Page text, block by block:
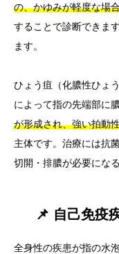
の、かゆみが軽度な場
することで診断できま
ます。
ひょう疽（化膿性ひょ
によって指の先端部に
が形成され、強い拍動
主体です。治療には抗
切開・排膿が必要にな
📌 自己免疫
全身性の疾患が指の水